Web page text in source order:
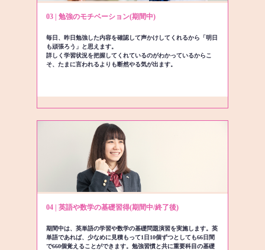
03 | 勉強のモチベーション(期間中)
毎日、昨日勉強した内容を確認して声かけしてくれるから「明日
も頑張ろう」と思えます。
詳しく学習状況を把握してくれているのがわかっているからこ
そ、たまに言われるよりも断然やる気が出ます。
04 | 英語や数学の基礎習得(期間中/終了後)
期間中は、英単語の学習や数学の基礎問題演習を実施します。英
単語であれば、少なめに見積もって1日10個ずつとしても66日間
で660個覚えることができます。勉強習慣と共に重要科目の基礎